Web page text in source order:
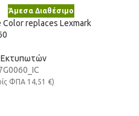
Άμεσα Διαθέσιμο
Color replaces Lexmark
ΦΠΑ 14,51 €)